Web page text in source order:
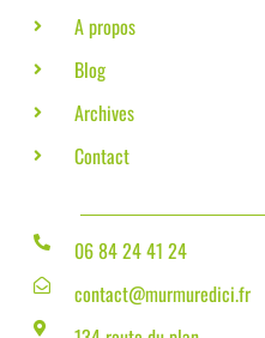
A propos
Blog
Archives
Contact
06 84 24 41 24
contact@murmuredici.fr